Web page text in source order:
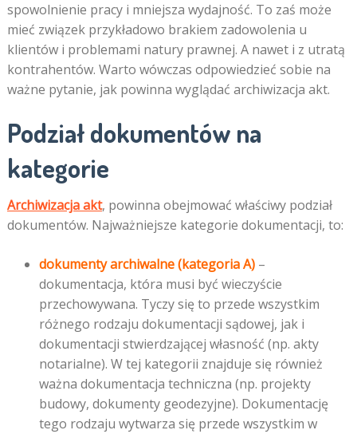
spowolnienie pracy i mniejsza wydajność. To zaś może
mieć związek przykładowo brakiem zadowolenia u
klientów i problemami natury prawnej. A nawet i z utratą
kontrahentów. Warto wówczas odpowiedzieć sobie na
ważne pytanie, jak powinna wyglądać archiwizacja akt.
Podział dokumentów na
kategorie
Archiwizacja akt, powinna obejmować właściwy podział
dokumentów. Najważniejsze kategorie dokumentacji, to:
dokumenty archiwalne (kategoria A)–
dokumentacja, która musi być wieczyście
przechowywana. Tyczy się to przede wszystkim
różnego rodzaju dokumentacji sądowej, jak i
dokumentacji stwierdzającej własność (np. akty
notarialne). W tej kategorii znajduje się również
ważna dokumentacja techniczna (np. projekty
budowy, dokumenty geodezyjne). Dokumentację
tego rodzaju wytwarza się przede wszystkim w